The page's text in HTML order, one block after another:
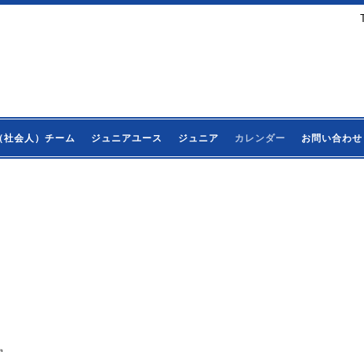
社会人）チーム ジュニアユース ジュニア カレンダー お問い合わせ